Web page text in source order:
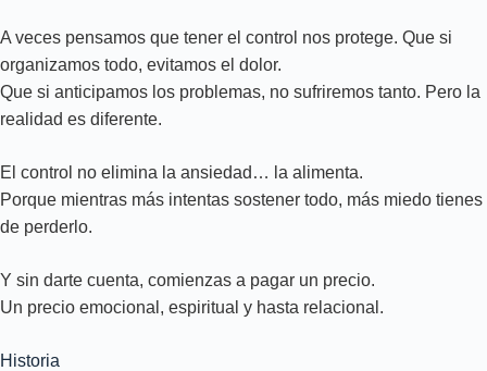
A veces pensamos que tener el control nos protege. Que si
organizamos todo, evitamos el dolor.
Que si anticipamos los problemas, no sufriremos tanto. Pero la
realidad es diferente.
El control no elimina la ansiedad… la alimenta.
Porque mientras más intentas sostener todo, más miedo tienes
de perderlo.
Y sin darte cuenta, comienzas a pagar un precio.
Un precio emocional, espiritual y hasta relacional.
Historia